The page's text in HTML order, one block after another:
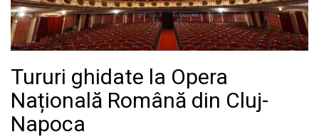
Tururi ghidate la Opera
Națională Română din Cluj-
Napoca